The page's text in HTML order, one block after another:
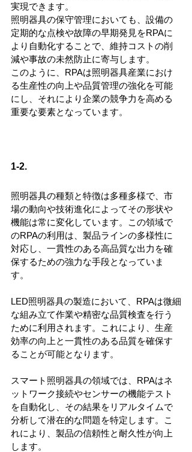
実現できます。
照明器具の保守管理においても、設備の
定期的な点検や故障の早期発見をRPAに
より自動化することで、維持コストの削
減や事故の未然防止に寄与します。
このように、RPAは照明器具産業におけ
る生産性の向上や品質管理の強化を可能
にし、それにより企業の競争力を高める
重要な要素となっています。
1-2.
照明器具の種類と特徴は多種多様で、市
場の動向や技術進化によってその形状や
機能は常に変化しています。この領域で
のRPAの利用は、製品ラインの多様性に
対応し、一貫性のある高品質な出力を確
保するための強力な手段となっていま
す。
LED照明器具の製造において、RPAは微細
な組み立て作業や精密な品質検査を行う
ために利用されます。これにより、生産
効率の向上と一貫性のある品質を確保す
ることが可能となります。
スマート照明器具の領域では、RPAはネ
ットワーク接続やセンサーの機能テスト
を自動化し、その結果をリアルタイムで
分析して潜在的な問題を特定します。こ
れにより、製品の信頼性と耐久性が向上
します。